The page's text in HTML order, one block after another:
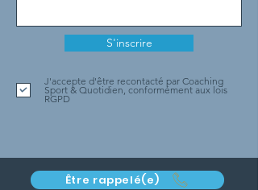
S'inscrire
J'accepte d'être recontacté par Coaching
Sport & Quotidien, conformément aux lois
RGPD
Être rappelé(e)